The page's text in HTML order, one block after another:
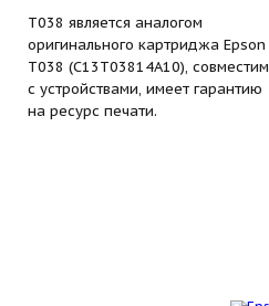
T038 является аналогом
оригинального картриджа Epson
T038 (C13T03814A10), совместим
с устройствами, имеет гарантию
на ресурс печати.